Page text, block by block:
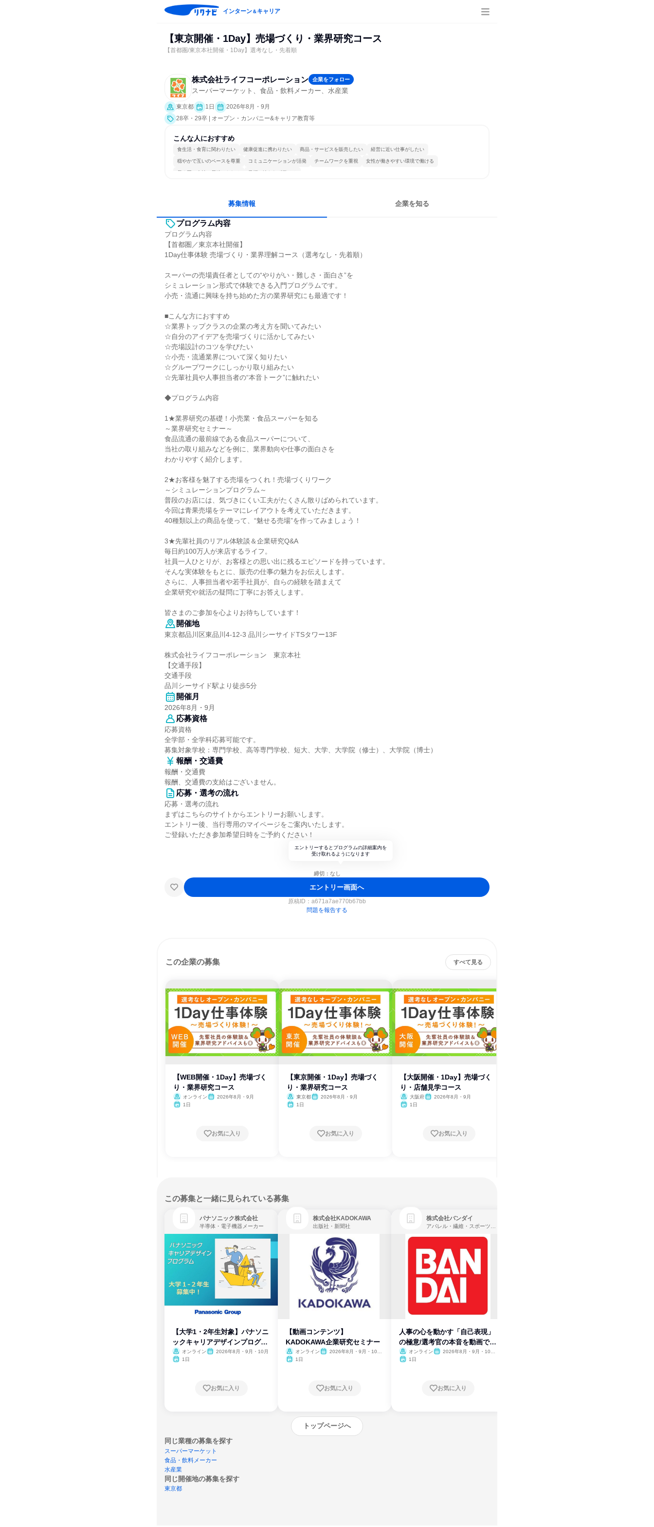
インターン＆キャリア
【東京開催・1Day】売場づくり・業界研究コース
【首都圏/東京本社開催・1Day】選考なし・先着順
株式会社ライフコーポレーション 企業をフォロー
スーパーマーケット、食品・飲料メーカー、水産業
東京都 1日
2026年8月・9月
28卒・29卒 | オープン・カンパニー&キャリア教育等
こんな人におすすめ
食生活・食育に関わりたい 健康促進に携わりたい 商品・サービスを販売したい 経営に近い仕事がしたい
穏やかで互いのペースを尊重 コミュニケーションが活発 チームワークを重視 女性が働きやすい環境で働ける
長く同じ会社に居続けられる 目標に追われず働ける
募集情報 企業を知る
プログラム内容
プログラム内容
【首都圏／東京本社開催】
1Day仕事体験 売場づくり・業界理解コース（選考なし・先着順）
スーパーの売場責任者としての“やりがい・難しさ・面白さ”を
シミュレーション形式で体験できる入門プログラムです。
小売・流通に興味を持ち始めた方の業界研究にも最適です！
■こんな方におすすめ
☆業界トップクラスの企業の考え方を聞いてみたい
☆自分のアイデアを売場づくりに活かしてみたい
☆売場設計のコツを学びたい
☆小売・流通業界について深く知りたい
☆グループワークにしっかり取り組みたい
☆先輩社員や人事担当者の“本音トーク”に触れたい
◆プログラム内容
1★業界研究の基礎！小売業・食品スーパーを知る
～業界研究セミナー～
食品流通の最前線である食品スーパーについて、
当社の取り組みなどを例に、業界動向や仕事の面白さを
わかりやすく紹介します。
2★お客様を魅了する売場をつくれ！売場づくりワーク
～シミュレーションプログラム～
普段のお店には、気づきにくい工夫がたくさん散りばめられています。
今回は青果売場をテーマにレイアウトを考えていただきます。
40種類以上の商品を使って、“魅せる売場”を作ってみましょう！
3★先輩社員のリアル体験談＆企業研究Q&A
毎日約100万人が来店するライフ。
社員一人ひとりが、お客様との思い出に残るエピソードを持っています。
そんな実体験をもとに、販売の仕事の魅力をお伝えします。
さらに、人事担当者や若手社員が、自らの経験を踏まえて
企業研究や就活の疑問に丁寧にお答えします。
皆さまのご参加を心よりお待ちしています！
開催地
東京都品川区東品川4-12-3 品川シーサイドTSタワー13F
株式会社ライフコーポレーション 東京本社
【交通手段】
交通手段
品川シーサイド駅より徒歩5分
開催月
2026年8月・9月
応募資格
応募資格
全学部・全学科応募可能です。
募集対象学校：専門学校、高等専門学校、短大、大学、大学院（修士）、大学院（博士）
報酬・交通費
報酬・交通費
報酬、交通費の支給はございません。
応募・選考の流れ
応募・選考の流れ
まずはこちらのサイトからエントリーお願いします。
エントリー後、当行専用のマイページをご案内いたします。
ご登録いただき参加希望日時をご予約ください！
エントリーするとプログラムの詳細案内を
受け取れるようになります
締切：なし
エントリー画面へ
原稿ID： a671a7ae770b67bb
問題を報告する
この企業の募集 すべて見る
【WEB開催・1Day】売場づく
り・業界研究コース
オンライン
2026年8月・9月
1日
お気に入り
【東京開催・1Day】売場づく
り・業界研究コース
東京都
2026年8月・9月
1日
お気に入り
【大阪開催・1Day】売場づく
り・店舗見学コース
大阪府
2026年8月・9月
1日
お気に入り
この募集と一緒に見られている募集
パナソニック株式会社
半導体・電子機器メーカー
【大学1・2年生対象】パナソニ
ックキャリアデザインプログラ
ム
オンライン
2026年8月・9月・10月
1日
お気に入り
株式会社KADOKAWA
出版社・新聞社
【動画コンテンツ】
KADOKAWA企業研究セミナー
オンライン
2026年8月・9月・10
1日
お気に入り
株式会社バンダイ
アパレル・繊維・スポーツメーカー、製造・メーカー、ゲーム制作・販売
人事の心を動かす「自己表現」
の極意/選考官の本音を動画で公
開
オンライン
2026年8月・9月・10
1日
お気に入り
トップページへ
同じ業種の募集を探す
スーパーマーケット
食品・飲料メーカー
水産業
同じ開催地の募集を探す
東京都